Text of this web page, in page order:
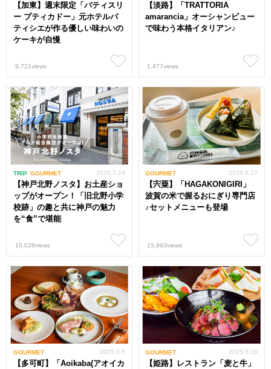
【加東】週末限定「パティスリ
ー プティカドー」元ホテルパ
ティシエが作る優しい味わいの
ケーキが自慢
9,721views
【淡路】「TRATTORIA
amarancia」オーシャンビュー
で味わう本格イタリアン♪
1,477views
TRIP GOURMET
【神戸北野ノスタ】お土産ショ
ップがオープン！「旧北野小学
校跡」の趣と共に神戸の魅力
を“食”で堪能
2025.7.24
10,028views
GOURMET
【宍粟】「HAGAKONIGIRI」
波賀の米で握るおにぎり専門店
♪セットメニューも登場
2025.6.17
15,993views
GOURMET
【多可町】「Aoikaba(アオイカ
2025.6.5 GOURMET
【姫路】レストラン「麦と牛」
2025.5.29